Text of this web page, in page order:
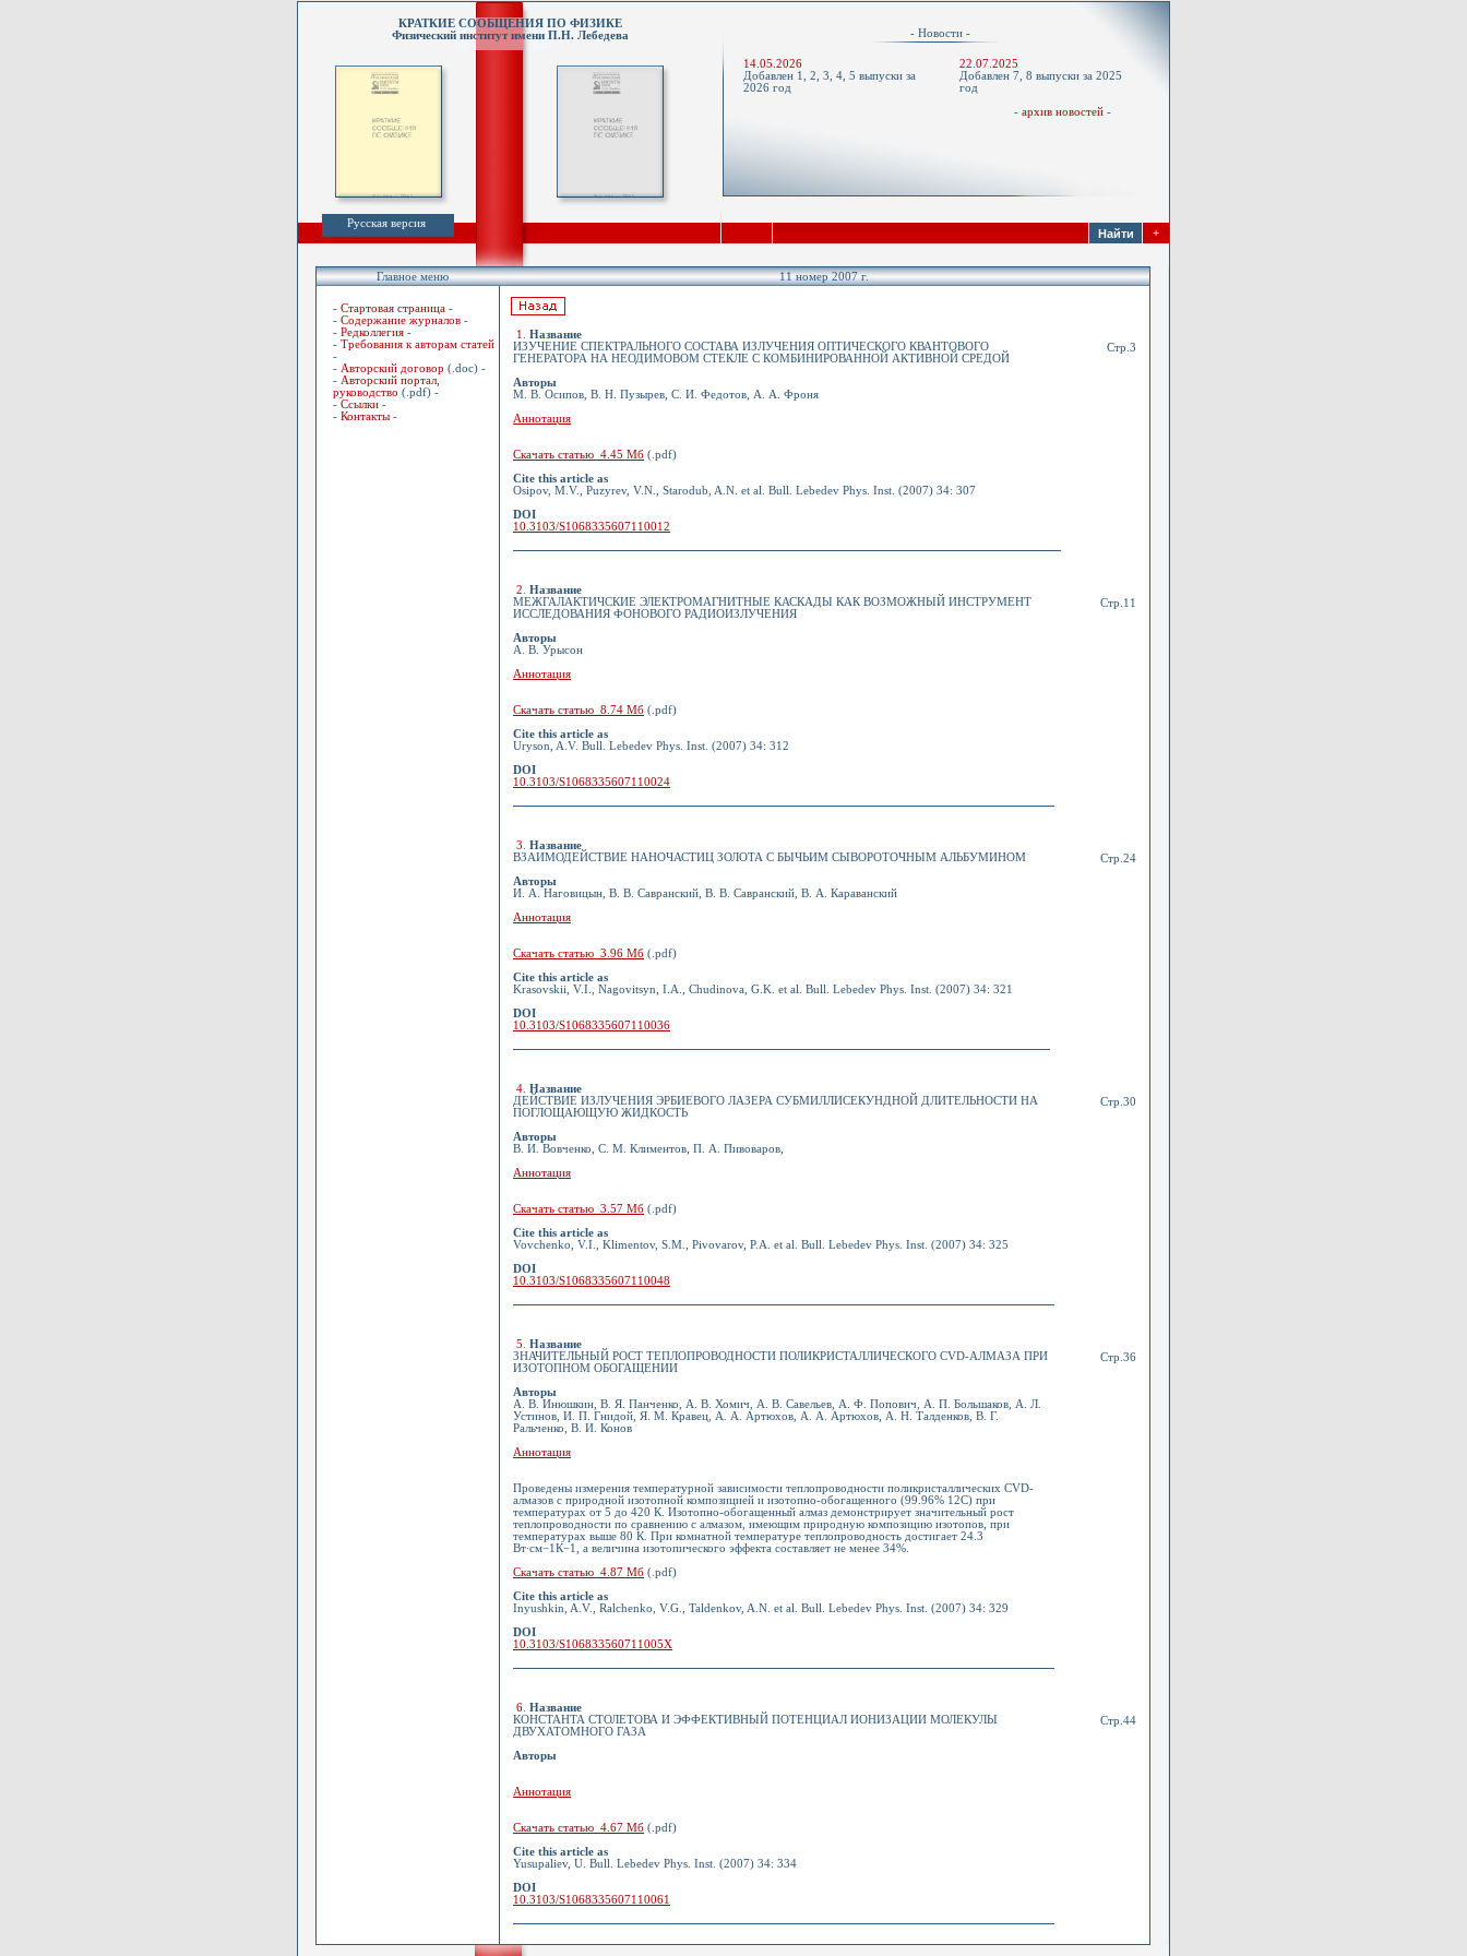
КРАТКИЕ СООБЩЕНИЯ ПО ФИЗИКЕ
Физический институт имени П.Н. Лебедева
- Новости -
14.05.2026
Добавлен 1, 2, 3, 4, 5 выпуски за
2026 год
22.07.2025
Добавлен 7, 8 выпуски за 2025
год
- архив новостей -
Русская версия
+
Главное меню 11 номер 2007 г.
- Стартовая страница -
- Содержание журналов -
- Редколлегия -
- Требования к авторам статей
-
- Авторский договор (.doc) -
- Авторский портал,
руководство (.pdf) -
- Ссылки -
- Контакты -
1
Название
ИЗУЧЕНИЕ СПЕКТРАЛЬНОГО СОСТАВА ИЗЛУЧЕНИЯ ОПТИЧЕСКОГО КВАНТОВОГО
ГЕНЕРАТОРА НА НЕОДИМОВОМ СТЕКЛЕ С КОМБИНИРОВАННОЙ АКТИВНОЙ СРЕДОЙ
Авторы
М. В. Осипов, В. Н. Пузырев, С. И. Федотов, А. А. Фроня
Аннотация
Скачать статью 4.45 Мб (.pdf)
Cite this article as
Osipov, M.V., Puzyrev, V.N., Starodub, A.N. et al. Bull. Lebedev Phys. Inst. (2007) 34: 307
DOI
10.3103/S1068335607110012
Стр.3
2
Название
МЕЖГАЛАКТИЧСКИЕ ЭЛЕКТРОМАГНИТНЫЕ КАСКАДЫ КАК ВОЗМОЖНЫЙ ИНСТРУМЕНТ
ИССЛЕДОВАНИЯ ФОНОВОГО РАДИОИЗЛУЧЕНИЯ
Авторы
А. В. Урысон
Аннотация
Скачать статью 8.74 Мб (.pdf)
Cite this article as
Uryson, A.V. Bull. Lebedev Phys. Inst. (2007) 34: 312
DOI
10.3103/S1068335607110024
Стр.11
3
Название
ВЗАИМОДЕЙСТВИЕ НАНОЧАСТИЦ ЗОЛОТА С БЫЧЬИМ СЫВОРОТОЧНЫМ АЛЬБУМИНОМ
Авторы
И. А. Наговицын, В. В. Савранский, В. В. Савранский, В. А. Караванский
Аннотация
Скачать статью 3.96 Мб (.pdf)
Cite this article as
Krasovskii, V.I., Nagovitsyn, I.A., Chudinova, G.K. et al. Bull. Lebedev Phys. Inst. (2007) 34: 321
DOI
10.3103/S1068335607110036
Стр.24
4 Название
ДЕЙСТВИЕ ИЗЛУЧЕНИЯ ЭРБИЕВОГО ЛАЗЕРА СУБМИЛЛИСЕКУНДНОЙ ДЛИТЕЛЬНОСТИ НА
ПОГЛОЩАЮЩУЮ ЖИДКОСТЬ
Авторы
В. И. Вовченко, С. М. Климентов, П. А. Пивоваров,
Аннотация
Скачать статью 3.57 Мб (.pdf)
Cite this article as
Vovchenko, V.I., Klimentov, S.M., Pivovarov, P.A. et al. Bull. Lebedev Phys. Inst. (2007) 34: 325
DOI
10.3103/S1068335607110048
Стр.30
5
Название
ЗНАЧИТЕЛЬНЫЙ РОСТ ТЕПЛОПРОВОДНОСТИ ПОЛИКРИСТАЛЛИЧЕСКОГО CVD-АЛМАЗА ПРИ
ИЗОТОПНОМ ОБОГАЩЕНИИ
Авторы
А. В. Инюшкин, В. Я. Панченко, А. В. Хомич, А. В. Савельев, А. Ф. Попович, А. П. Большаков, А. Л.
Устинов, И. П. Гнидой, Я. М. Кравец, А. А. Артюхов, А. А. Артюхов, А. Н. Талденков, В. Г.
Ральченко, В. И. Конов
Аннотация
Проведены измерения температурной зависимости теплопроводности поликристаллических CVD-
алмазов с природной изотопной композицией и изотопно-обогащенного (99.96% 12С) при
температурах от 5 до 420 К. Изотопно-обогащенный алмаз демонстрирует значительный рост
теплопроводности по сравнению с алмазом, имеющим природную композицию изотопов, при
температурах выше 80 К. При комнатной температуре теплопроводность достигает 24.3
Вт∙см−1К−1, а величина изотопического эффекта составляет не менее 34%.
Скачать статью 4.87 Мб (.pdf)
Cite this article as
Inyushkin, A.V., Ralchenko, V.G., Taldenkov, A.N. et al. Bull. Lebedev Phys. Inst. (2007) 34: 329
DOI
10.3103/S106833560711005X
Стр.36
6 Название
КОНСТАНТА СТОЛЕТОВА И ЭФФЕКТИВНЫЙ ПОТЕНЦИАЛ ИОНИЗАЦИИ МОЛЕКУЛЫ
ДВУХАТОМНОГО ГАЗА
Авторы
Аннотация
Скачать статью 4.67 Мб (.pdf)
Cite this article as
Yusupaliev, U. Bull. Lebedev Phys. Inst. (2007) 34: 334
DOI
10.3103/S1068335607110061
Стр.44